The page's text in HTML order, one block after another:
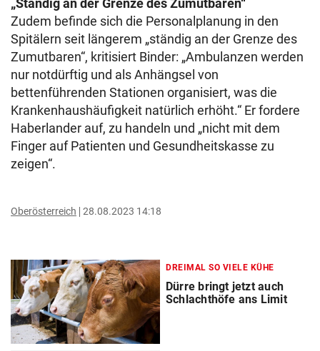
„Ständig an der Grenze des Zumutbaren“
Zudem befinde sich die Personalplanung in den
Spitälern seit längerem „ständig an der Grenze des
Zumutbaren“, kritisiert Binder: „Ambulanzen werden
nur notdürftig und als Anhängsel von
bettenführenden Stationen organisiert, was die
Krankenhaushäufigkeit natürlich erhöht.“ Er fordere
Haberlander auf, zu handeln und „nicht mit dem
Finger auf Patienten und Gesundheitskasse zu
zeigen“.
Oberösterreich 28.08.2023 14:18
DREIMAL SO VIELE KÜHE
Dürre bringt jetzt auch
Schlachthöfe ans Limit